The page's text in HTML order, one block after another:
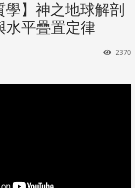
學】神之地球解剖
水平疊置定律
瀏覽
2370